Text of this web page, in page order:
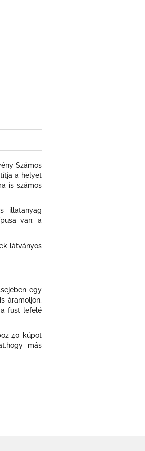
Számos
a helyet
is számos
illatanyag
van: a
látványos
egy
áramoljon,
füst lefelé
40 kúpot
más